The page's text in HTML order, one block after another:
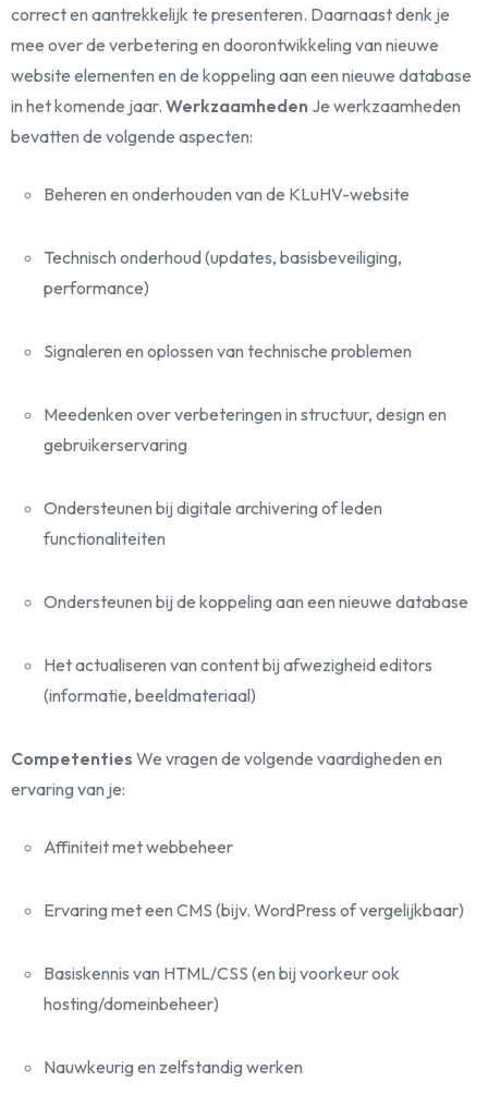
correct en aantrekkelijk te presenteren. Daarnaast denk je
mee over de verbetering en doorontwikkeling van nieuwe
website elementen en de koppeling aan een nieuwe database
in het komende jaar. Werkzaamheden Je werkzaamheden
bevatten de volgende aspecten:
Beheren en onderhouden van de KLuHV-website
Technisch onderhoud (updates, basisbeveiliging,
performance)
Signaleren en oplossen van technische problemen
Meedenken over verbeteringen in structuur, design en
gebruikerservaring
Ondersteunen bij digitale archivering of leden
functionaliteiten
Ondersteunen bij de koppeling aan een nieuwe database
Het actualiseren van content bij afwezigheid editors
(informatie, beeldmateriaal)
Competenties We vragen de volgende vaardigheden en
ervaring van je:
Affiniteit met webbeheer
Ervaring met een CMS (bijv. WordPress of vergelijkbaar)
Basiskennis van HTML/CSS (en bij voorkeur ook
hosting/domeinbeheer)
Nauwkeurig en zelfstandig werken